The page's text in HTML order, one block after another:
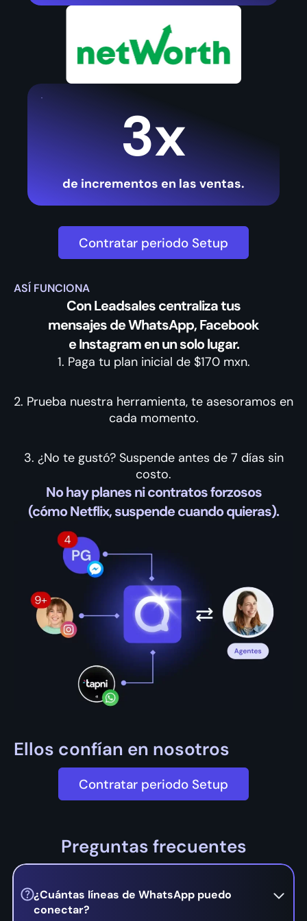
3x
de incrementos en las ventas.
Contratar periodo Setup
ASÍ FUNCIONA
Con Leadsales centraliza tus
mensajes de WhatsApp, Facebook
e Instagram en un solo lugar.
1. Paga tu plan inicial de $170 mxn.
2. Prueba nuestra herramienta, te asesoramos en
cada momento.
3. ¿No te gustó? Suspende antes de 7 días sin
costo.
No hay planes ni contratos forzosos
(cómo Netflix, suspende cuando quieras).
Ellos confían en nosotros
Contratar periodo Setup
Preguntas frecuentes
¿Cuántas líneas de WhatsApp puedo
conectar?